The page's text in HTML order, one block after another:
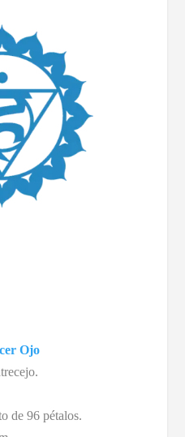
Ojo
de 96 pétalos.